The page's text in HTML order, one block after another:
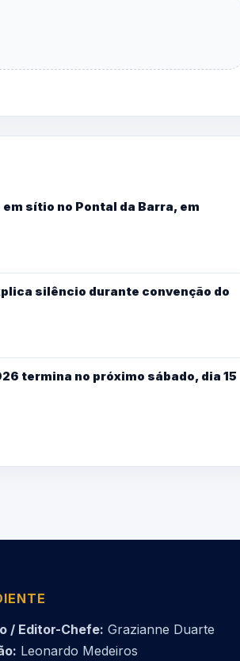
sítio no Pontal da Barra, em
silêncio durante convenção do
termina no próximo sábado, dia 15
/ Editor-Chefe: Grazianne Duarte
Leonardo Medeiros